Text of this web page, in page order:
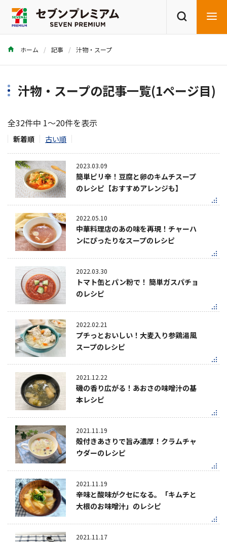
商品を探す レシピを探す
ホーム 記事 汁物・スープ
汁物・スープの記事一覧(1ページ目)
全32件中 1～20件を表示
新着順 古い順
2023.03.09
簡単ピリ辛！豆腐と卵のキムチスープ
のレシピ【おすすめアレンジも】
2022.05.10
中華料理店のあの味を再現！チャーハ
ンにぴったりなスープのレシピ
2022.03.30
トマト缶とパン粉で！ 簡単ガスパチョ
のレシピ
2022.02.21
プチっとおいしい！大麦入り参鶏湯風
スープのレシピ
2021.12.22
磯の香り広がる！あおさの味噌汁の基
本レシピ
2021.11.19
殻付きあさりで旨み濃厚！クラムチャ
ウダーのレシピ
2021.11.19
辛味と酸味がクセになる。「キムチと
大根のお味噌汁」のレシピ
2021.11.17